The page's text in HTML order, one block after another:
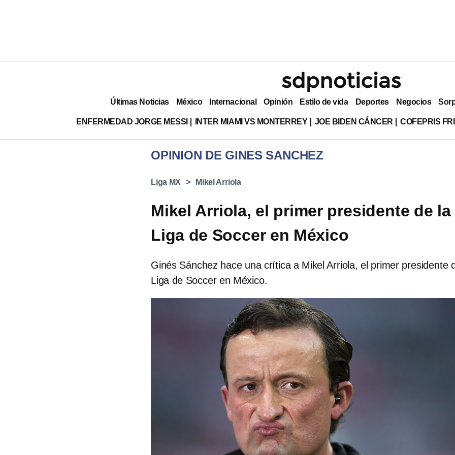
Últimas Noticias México Internacional Opinión Estilo de vida Deportes Negocios
ENFERMEDAD JORGE MESSI INTER MIAMI VS MONTERREY JOE BIDEN CÁNCER COFEPRIS
OPINIÓN DE GINÉS SÁNCHEZ
Liga MX Mikel Arriola
Mikel Arriola, el primer presidente de la
Liga de Soccer en México
Ginés Sánchez hace una crítica a Mikel Arriola, el primer presidente
Liga de Soccer en México.